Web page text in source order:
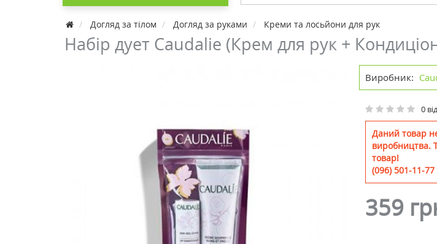
Догляд за тілом Догляд за руками Креми та лосьйони для рук
Набір дует Caudalie (Крем для рук +
Виробник:
0
Даний товар
виробництва.
товар!
(096) 501-11-77
359